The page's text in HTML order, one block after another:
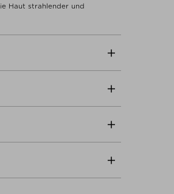
Haut strahlender und